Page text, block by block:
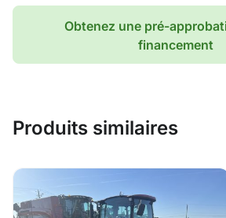
Obtenez une pré-
financement
Produits similaires